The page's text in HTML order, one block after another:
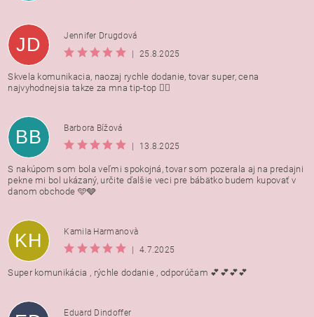
JD
Jennifer Drugdová
25.8.2025
Skvela komunikacia, naozaj rychle dodanie, tovar super, cena
najvyhodnejsia takze za mna tip-top 👍🏻
BB
Barbora Bížová
13.8.2025
S nakúpom som bola veľmi spokojná, tovar som pozerala aj na predajni
pekne mi bol ukázaný, určite ďalšie veci pre bábätko budem kupovať v
danom obchode 🩵🩶
KH
Kamila Harmanovà
4.7.2025
Super komunikácia , rýchle dodanie , odporúčam 💕💕💕💕
Eduard Dindoffer